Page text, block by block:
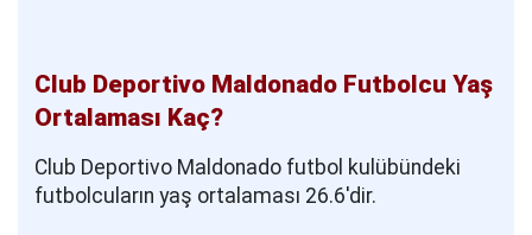
Club Deportivo Maldonado Futbolcu Yaş
Ortalaması Kaç?
Club Deportivo Maldonado futbol kulübündeki
futbolcuların yaş ortalaması 26.6'dir.